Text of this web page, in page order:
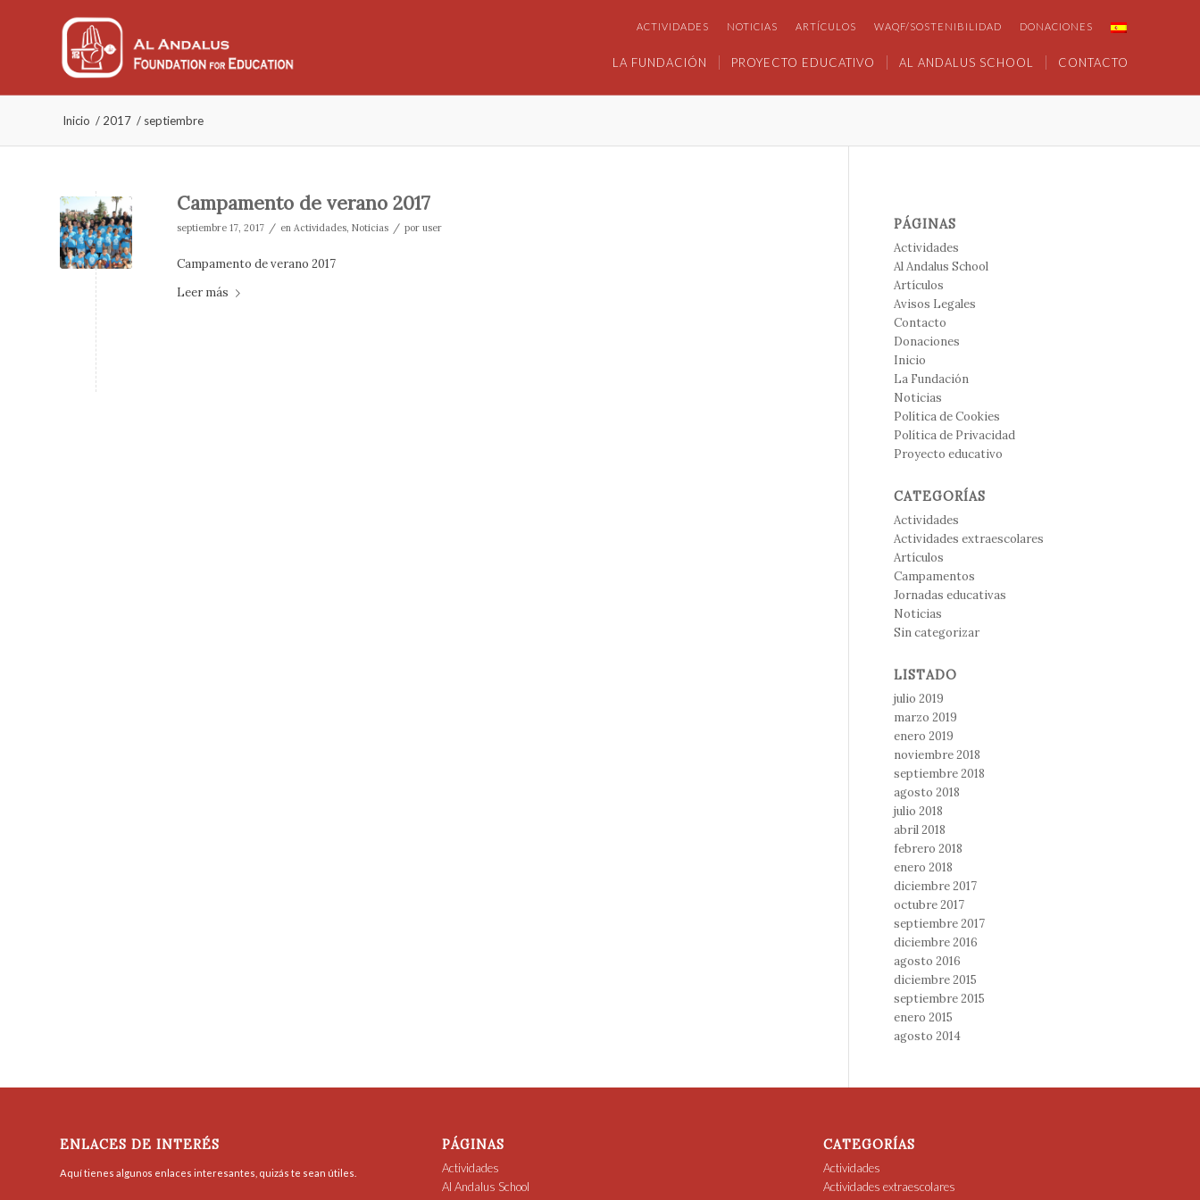
ACTIVIDADES NOTICIAS ARTÍCULOS WAQF/SOSTENIBILIDAD DONACIONES
LA FUNDACIÓN PROYECTO EDUCATIVO AL ANDALUS SCHOOL CONTACTO
Inicio / 2017 / septiembre
Campamento de verano 2017
septiembre 17, 2017 / en Actividades, Noticias / por user
Campamento de verano 2017
Leer más
PÁGINAS
Actividades
Al Andalus School
Artículos
Avisos Legales
Contacto
Donaciones
Inicio
La Fundación
Noticias
Política de Cookies
Política de Privacidad
Proyecto educativo
CATEGORÍAS
Actividades
Actividades extraescolares
Artículos
Campamentos
Jornadas educativas
Noticias
Sin categorizar
LISTADO
julio 2019
marzo 2019
enero 2019
noviembre 2018
septiembre 2018
agosto 2018
julio 2018
abril 2018
febrero 2018
enero 2018
diciembre 2017
octubre 2017
septiembre 2017
diciembre 2016
agosto 2016
diciembre 2015
septiembre 2015
enero 2015
agosto 2014
ENLACES DE INTERÉS
Aquí tienes algunos enlaces interesantes, quizás te sean útiles.
PÁGINAS
Actividades
Al Andalus School
CATEGORÍAS
Actividades
Actividades extraescolares